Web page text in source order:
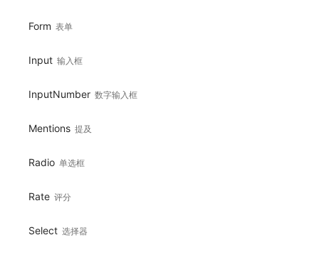
Form 表单
Input 输入框
InputNumber 数字输入框
Mentions 提及
Radio 单选框
Rate 评分
Select 选择器